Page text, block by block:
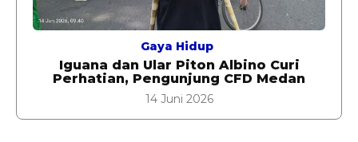
Gaya Hidup
Iguana dan Ular Piton Albino Curi
Perhatian, Pengunjung CFD Medan
14 Juni 2026